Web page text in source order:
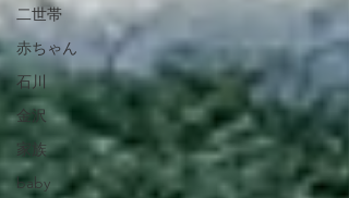
二世帯
赤ちゃん
石川
金沢
家族
baby